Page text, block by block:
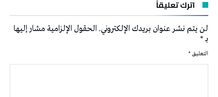
اترك تعليقاً
لن يتم نشر عنوان بريدك الإلكتروني. الحقول الإلزامية مشار إليها
بـ*
التعليق *